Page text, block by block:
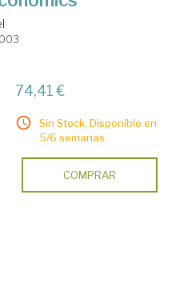
74,41 €
Sin Stock. Disponible en
5/6 semanas.
COMPRAR